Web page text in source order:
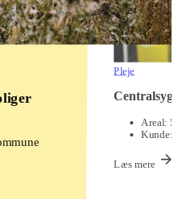
Pleje
Areal:
Kunde:
Læs mere